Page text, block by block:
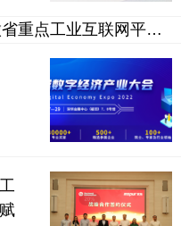
喜讯 | 增材云平台被评为“安徽省重点工业互联网平台”并授牌！！！！